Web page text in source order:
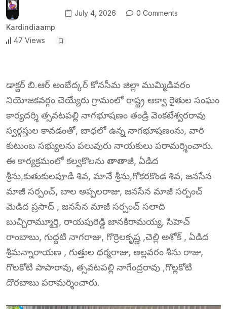
Kardindiaamp
July 4, 2026 0 Comments
47 Views
డాక్టర్ బి.ఆర్ అంబేద్కర్ కోనసీమ జిల్లా ముమ్మిడివరం
నియోజకవర్గం చెయ్యేరు గ్రామంలో రాష్ట్ర ఆక్వా రైతుల సంఘం
కార్యదర్శి త్సవటపల్లి నాగభూషణం తండ్రి వెంకటేశ్వరరావు
స్వర్గస్తుల కావడంతో, బాధలో ఉన్న నాగభూషణంను, వారి
కుటుంబ సభ్యులను పలువురు నాయకులు పరామర్శించారు.
ఈ కార్యక్రమంలో కల్వకొలను తాతాజీ, ఏడిద
శ్రీను,కుతుకులపూడి శివ, మానే శ్రీను,గోకరకొండ శివ, జనసేన
మాజీ సర్పంచ్, బాల అప్పలరాజు, జనసేన మాజీ సర్పంచ్
మెడిద ప్రసాద్ , జనసేన మాజీ సర్పంచ్ సలాది
బుచ్చిరామ్మూర్తి, రాయపురెడ్డి జానకిరామయ్య, సిహెచ్
రాంబాబు, గుద్దటి నాగరాజు, గొర్రెలకృష్ణ ,చెల్లి అశోక్ , ఏడిద
శ్రీమన్నారాయణ , గుత్తుల ధర్మరాజు, అల్లవరం శీను రాజు,
గొలకోటి పాపారావు, త్సవటపల్లి నాగేంద్రరావు ,గొల్లకోటి
దొరబాబు పరామర్శించారు.